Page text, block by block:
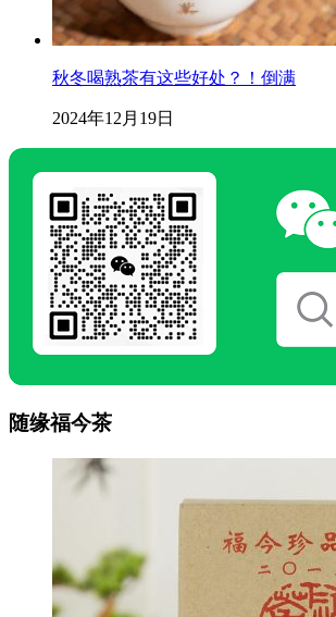
秋冬喝熟茶有这些好处？！倒满
2024年12月19日
随缘福今茶